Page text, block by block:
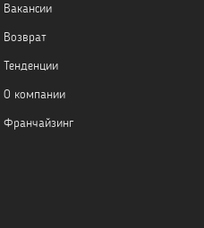
Вакансии
Возврат
Тенденции
О компании
Франчайзинг